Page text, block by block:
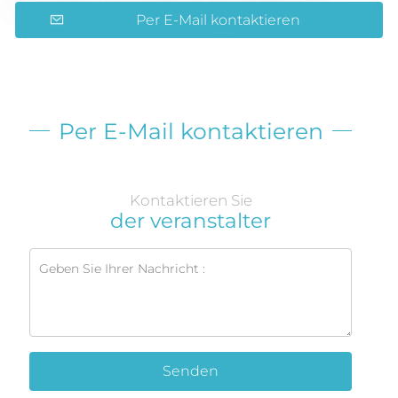
Per E-Mail kontaktieren
Per E-Mail kontaktieren
Kontaktieren Sie
der veranstalter
Senden